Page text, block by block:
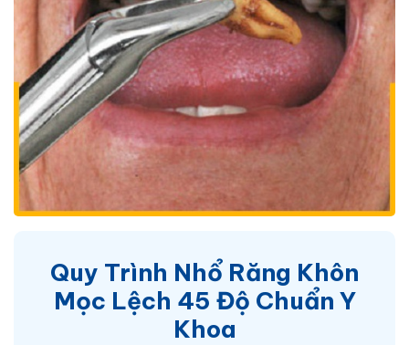
Quy Trình Nhổ Răng Khôn
Mọc Lệch 45 Độ Chuẩn Y
Khoa